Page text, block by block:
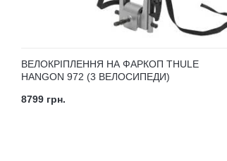
ВЕЛОКРІПЛЕННЯ НА ФАРКОП THULE
HANGON 972 (3 ВЕЛОСИПЕДИ)
8799 грн.